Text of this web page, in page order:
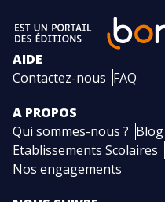
AIDE
Contactez-nous FAQ
A PROPOS
Qui sommes-nous ? Blog
Etablissements Scolaires
Nos engagements